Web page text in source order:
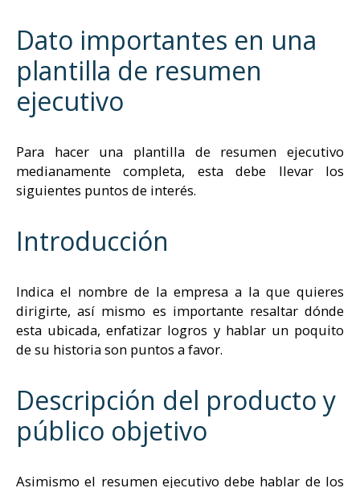
Dato importantes en una
plantilla de resumen
ejecutivo
Para hacer una plantilla de resumen ejecutivo
medianamente completa, esta debe llevar los
siguientes puntos de interés.
Introducción
Indica el nombre de la empresa a la que quieres
dirigirte, así mismo es importante resaltar dónde
esta ubicada, enfatizar logros y hablar un poquito
de su historia son puntos a favor.
Descripción del producto y
público objetivo
Asimismo el resumen ejecutivo debe hablar de los